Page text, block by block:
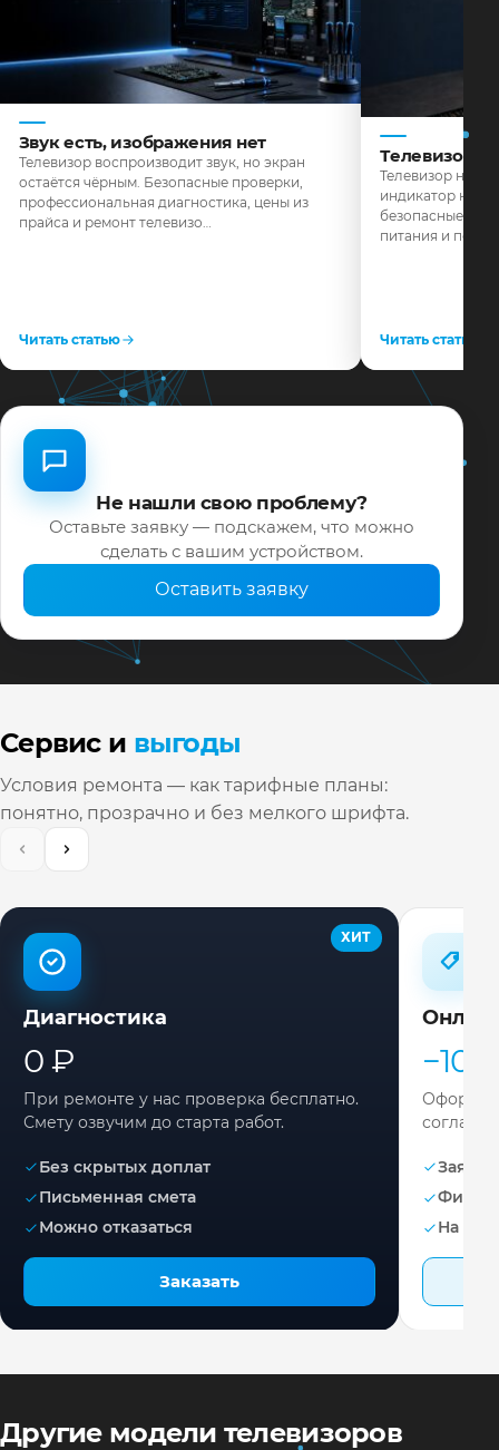
Звук есть, изображения нет
Телевизор воспроизводит звук, но экран
остаётся чёрным. Безопасные проверки,
профессиональная диагностика, цены из
прайса и ремонт телевизо…
Читать статью
Телевизор
Телевизор не
индикатор не
безопасные
питания и
Читать статью
Не нашли свою проблему?
Оставьте заявку — подскажем, что можно
сделать с вашим устройством.
Оставить заявку
Сервис и выгоды
Условия ремонта — как тарифные планы:
понятно, прозрачно и без мелкого шрифта.
ХИТ
Диагностика
0 ₽
При ремонте у нас проверка бесплатно.
Смету озвучим до старта работ.
Без скрытых доплат
Письменная смета
Можно отказаться
Заказать
−10%
Заявка
На
Другие модели телевизоров